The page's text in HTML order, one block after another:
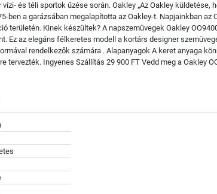
és téli sportok űzése során. Oakley „Az Oakley
ben a garázsában megalapította az Oakley-t. Napjainkban
területén. Kinek készültek? A napszemüvegek Oakley
Ez az elegáns félkeretes modell a kortárs designer
rendelkezők számára . Alapanyagok A keret anyaga
tervezték. Ingyenes Szállítás 29 900 FT Vedd meg a Oakley